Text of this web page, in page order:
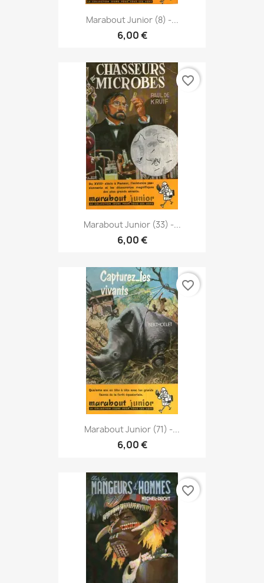
Marabout Junior (8) -...
6,00 €
Marabout Junior (33) -...
6,00 €
favorite_border
Marabout Junior (71) -...
6,00 €
favorite_border
favorite_border